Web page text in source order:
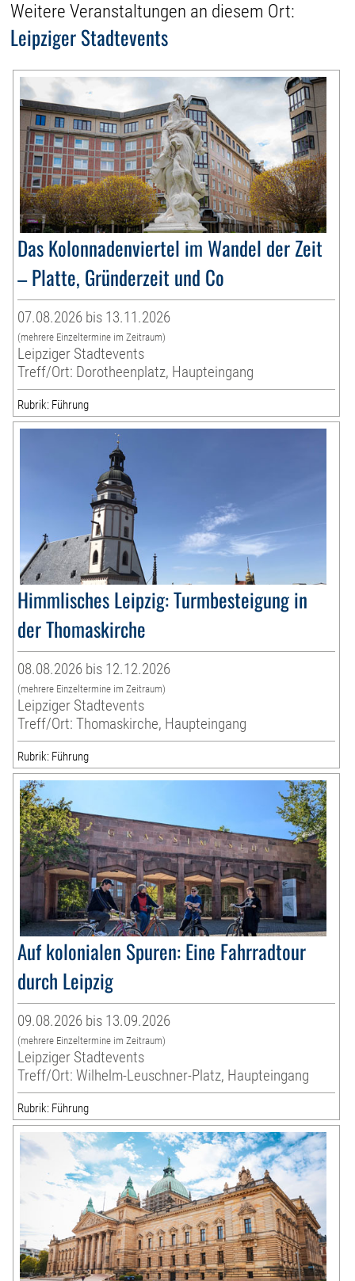
Weitere Veranstaltungen an diesem Ort:
Leipziger Stadtevents
Das Kolonnadenviertel im Wandel der Zeit
– Platte, Gründerzeit und Co
07.08.2026 bis 13.11.2026
(mehrere Einzeltermine im Zeitraum)
Leipziger Stadtevents
Treff/Ort: Dorotheenplatz, Haupteingang
Rubrik: Führung
Himmlisches Leipzig: Turmbesteigung in
der Thomaskirche
08.08.2026 bis 12.12.2026
(mehrere Einzeltermine im Zeitraum)
Leipziger Stadtevents
Treff/Ort: Thomaskirche, Haupteingang
Rubrik: Führung
Auf kolonialen Spuren: Eine Fahrradtour
durch Leipzig
09.08.2026 bis 13.09.2026
(mehrere Einzeltermine im Zeitraum)
Leipziger Stadtevents
Treff/Ort: Wilhelm-Leuschner-Platz, Haupteingang
Rubrik: Führung